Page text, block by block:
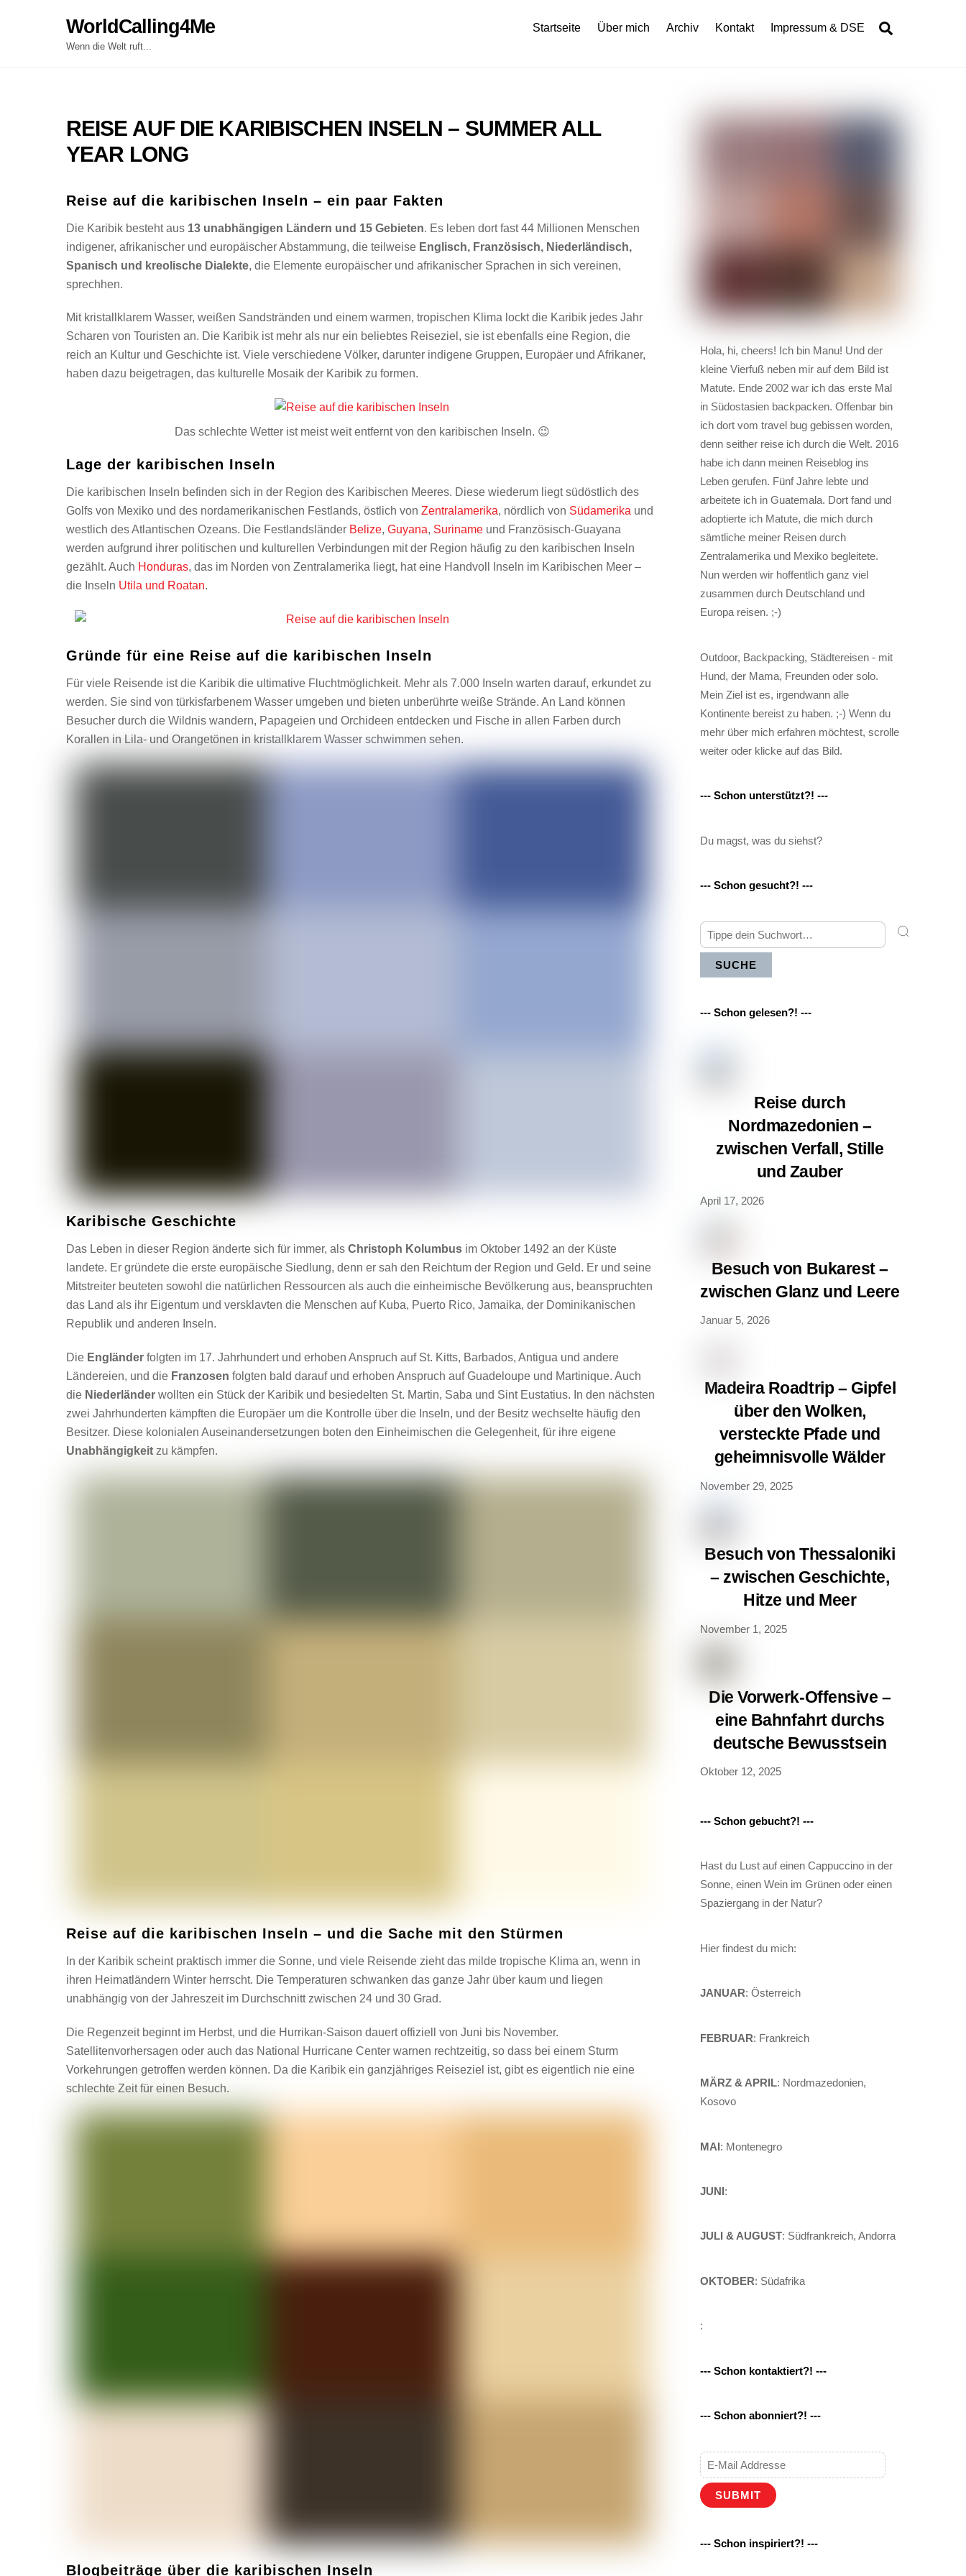
WorldCalling4Me
Wenn die Welt ruft...
Startseite Über mich Archiv Kontakt Impressum & DSE
REISE AUF DIE KARIBISCHEN INSELN – SUMMER ALL
YEAR LONG
Reise auf die karibischen Inseln – ein paar Fakten
Die Karibik besteht aus 13 unabhängigen Ländern und 15 Gebieten. Es leben dort fast 44 Millionen Menschen
indigener, afrikanischer und europäischer Abstammung, die teilweise Englisch, Französisch, Niederländisch,
Spanisch und kreolische Dialekte, die Elemente europäischer und afrikanischer Sprachen in sich vereinen,
sprechhen.
Mit kristallklarem Wasser, weißen Sandstränden und einem warmen, tropischen Klima lockt die Karibik jedes Jahr
Scharen von Touristen an. Die Karibik ist mehr als nur ein beliebtes Reiseziel, sie ist ebenfalls eine Region, die
reich an Kultur und Geschichte ist. Viele verschiedene Völker, darunter indigene Gruppen, Europäer und Afrikaner,
haben dazu beigetragen, das kulturelle Mosaik der Karibik zu formen.
Das schlechte Wetter ist meist weit entfernt von den karibischen Inseln. 😉
Lage der karibischen Inseln
Die karibischen Inseln befinden sich in der Region des Karibischen Meeres. Diese wiederum liegt südöstlich des
Golfs von Mexiko und des nordamerikanischen Festlands, östlich von Zentralamerika, nördlich von Südamerika und
westlich des Atlantischen Ozeans. Die Festlandsländer Belize, Guyana, Suriname und Französisch-Guayana
werden aufgrund ihrer politischen und kulturellen Verbindungen mit der Region häufig zu den karibischen Inseln
gezählt. Auch Honduras, das im Norden von Zentralamerika liegt, hat eine Handvoll Inseln im Karibischen Meer –
die Inseln Utila und Roatan.
Gründe für eine Reise auf die karibischen Inseln
Für viele Reisende ist die Karibik die ultimative Fluchtmöglichkeit. Mehr als 7.000 Inseln warten darauf, erkundet zu
werden. Sie sind von türkisfarbenem Wasser umgeben und bieten unberührte weiße Strände. An Land können
Besucher durch die Wildnis wandern, Papageien und Orchideen entdecken und Fische in allen Farben durch
Korallen in Lila- und Orangetönen in kristallklarem Wasser schwimmen sehen.
Karibische Geschichte
Das Leben in dieser Region änderte sich für immer, als Christoph Kolumbus im Oktober 1492 an der Küste
landete. Er gründete die erste europäische Siedlung, denn er sah den Reichtum der Region und Geld. Er und seine
Mitstreiter beuteten sowohl die natürlichen Ressourcen als auch die einheimische Bevölkerung aus, beanspruchten
das Land als ihr Eigentum und versklavten die Menschen auf Kuba, Puerto Rico, Jamaika, der Dominikanischen
Republik und anderen Inseln.
Die Engländer folgten im 17. Jahrhundert und erhoben Anspruch auf St. Kitts, Barbados, Antigua und andere
Ländereien, und die Franzosen folgten bald darauf und erhoben Anspruch auf Guadeloupe und Martinique. Auch
die Niederländer wollten ein Stück der Karibik und besiedelten St. Martin, Saba und Sint Eustatius. In den nächsten
zwei Jahrhunderten kämpften die Europäer um die Kontrolle über die Inseln, und der Besitz wechselte häufig den
Besitzer. Diese kolonialen Auseinandersetzungen boten den Einheimischen die Gelegenheit, für ihre eigene
Unabhängigkeit zu kämpfen.
Reise auf die karibischen Inseln – und die Sache mit den Stürmen
In der Karibik scheint praktisch immer die Sonne, und viele Reisende zieht das milde tropische Klima an, wenn in
ihren Heimatländern Winter herrscht. Die Temperaturen schwanken das ganze Jahr über kaum und liegen
unabhängig von der Jahreszeit im Durchschnitt zwischen 24 und 30 Grad.
Die Regenzeit beginnt im Herbst, und die Hurrikan-Saison dauert offiziell von Juni bis November.
Satellitenvorhersagen oder auch das National Hurricane Center warnen rechtzeitig, so dass bei einem Sturm
Vorkehrungen getroffen werden können. Da die Karibik ein ganzjähriges Reiseziel ist, gibt es eigentlich nie eine
schlechte Zeit für einen Besuch.
Blogbeiträge über die karibischen Inseln
Hola, hi, cheers! Ich bin Manu! Und der
kleine Vierfuß neben mir auf dem Bild ist
Matute. Ende 2002 war ich das erste Mal
in Südostasien backpacken. Offenbar bin
ich dort vom travel bug gebissen worden,
denn seither reise ich durch die Welt. 2016
habe ich dann meinen Reiseblog ins
Leben gerufen. Fünf Jahre lebte und
arbeitete ich in Guatemala. Dort fand und
adoptierte ich Matute, die mich durch
sämtliche meiner Reisen durch
Zentralamerika und Mexiko begleitete.
Nun werden wir hoffentlich ganz viel
zusammen durch Deutschland und
Europa reisen. ;-)
Outdoor, Backpacking, Städtereisen - mit
Hund, der Mama, Freunden oder solo.
Mein Ziel ist es, irgendwann alle
Kontinente bereist zu haben. ;-) Wenn du
mehr über mich erfahren möchtest, scrolle
weiter oder klicke auf das Bild.
--- Schon unterstützt?! ---
Du magst, was du siehst?
--- Schon gesucht?! ---
SUCHE
--- Schon gelesen?! ---
Reise durch
Nordmazedonien –
zwischen Verfall, Stille
und Zauber
April 17, 2026
Besuch von Bukarest –
zwischen Glanz und Leere
Januar 5, 2026
Madeira Roadtrip – Gipfel
über den Wolken,
versteckte Pfade und
geheimnisvolle Wälder
November 29, 2025
Besuch von Thessaloniki
– zwischen Geschichte,
Hitze und Meer
November 1, 2025
Die Vorwerk-Offensive –
eine Bahnfahrt durchs
deutsche Bewusstsein
Oktober 12, 2025
--- Schon gebucht?! ---
Hast du Lust auf einen Cappuccino in der
Sonne, einen Wein im Grünen oder einen
Spaziergang in der Natur?
Hier findest du mich:
JANUAR: Österreich
FEBRUAR: Frankreich
MÄRZ & APRIL: Nordmazedonien,
Kosovo
MAI: Montenegro
JUNI:
JULI & AUGUST: Südfrankreich, Andorra
OKTOBER: Südafrika
:
--- Schon kontaktiert?! ---
--- Schon abonniert?! ---
SUBMIT
--- Schon inspiriert?! ---